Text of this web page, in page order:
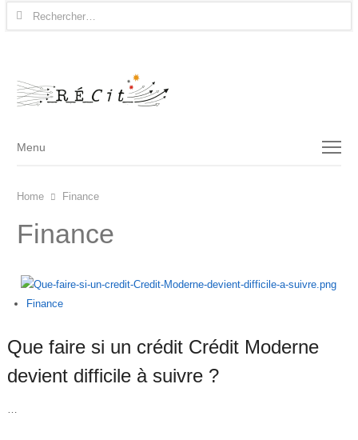
Rechercher :
Menu
Menu
Home Finance
Finance
Finance
Que faire si un crédit Crédit Moderne
devient difficile à suivre ?
…